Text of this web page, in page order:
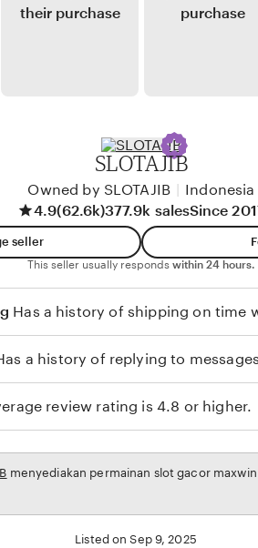
SLOTAJIB
Owned by SLOTAJIB
Indonesia
4.9(62.6k)377.9k salesSince
seller
This seller usually responds within 24 hours.
Has a history of shipping on time
a history of replying to
review rating is 4.8 or higher.
menyediakan permainan slot gacor
Listed on Sep 9, 2025